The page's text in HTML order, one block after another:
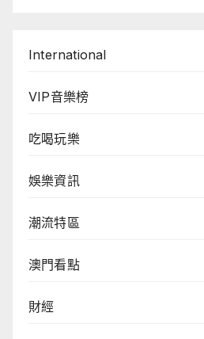
International
VIP音樂榜
吃喝玩樂
娛樂資訊
潮流特區
澳門看點
財經